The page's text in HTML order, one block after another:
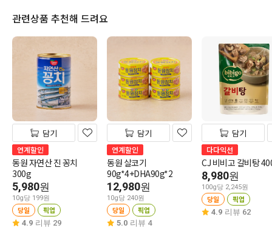
관련상품 추천해 드려요
담기
연계할인
동원 자연산 진 꽁치
300g
5,980원
10g당 199원
당일 픽업
4.9 리뷰 29
담기
연계할인
동원 살코기
90g*4+DHA90g*2
12,980원
10g당 240원
당일 픽업
5.0 리뷰 4
담기
다다익선
CJ 비비고 갈비탕
8,980원
100g당 2,245원
당일 픽업
4.9 리뷰 62